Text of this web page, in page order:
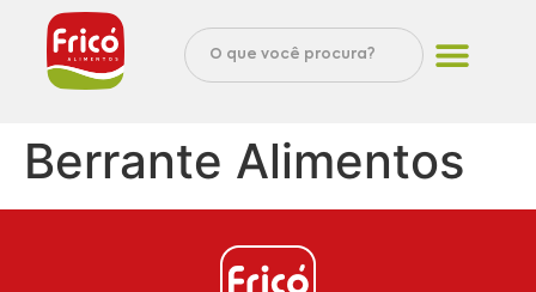
Berrante Alimentos